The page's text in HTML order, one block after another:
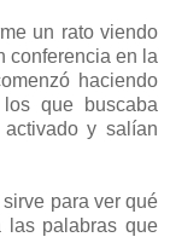
un rato viendo
conferencia en la
haciendo
que buscaba
activado y salían
sirve para ver qué
palabras que